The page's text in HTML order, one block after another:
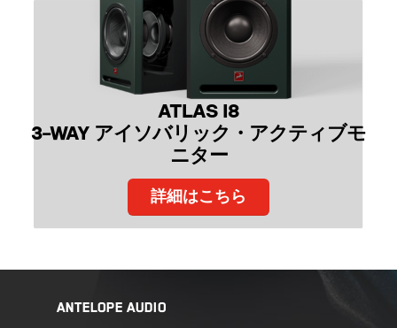
ATLAS I8
3-WAY アイソバリック・アクティブモ
ニター
詳細はこちら
ANTELOPE AUDIO